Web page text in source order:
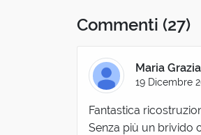
Commenti (27)
Maria
19 Dicembre
Fantastica
Senza più un brivido